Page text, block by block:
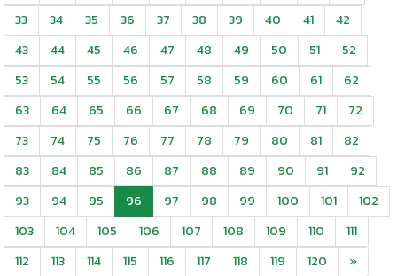
33
34 35 36 37 38 39 40 41
42
43
44 45 46 47 48 49 50 51
52
53
54 55 56 57 58 59 60 61
62
63
64 65 66 67 68 69 70 71
72
73
74 75 76 77 78 79 80 81
82
83
84 85 86 87 88 89 90 91
92
93
94 95 96 97 98 99 100 101
102
103
104 105 106 107 108 109 110
111
112
113 114 115 116 117 118 119 120 »